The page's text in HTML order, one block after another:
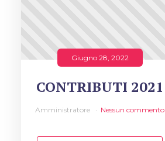
Giugno 28, 2022
CONTRIBUTI 2021
Amministratore Nessun commento